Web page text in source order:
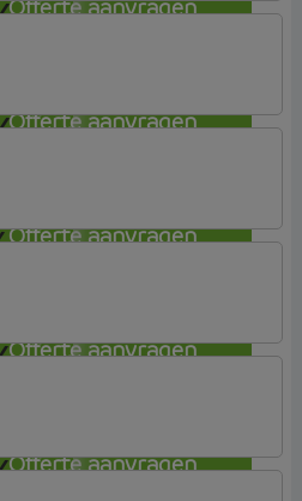
Offerte aanvragen
Offerte aanvragen
Offerte aanvragen
Bank
Offerte aanvragen
Offerte aanvragen